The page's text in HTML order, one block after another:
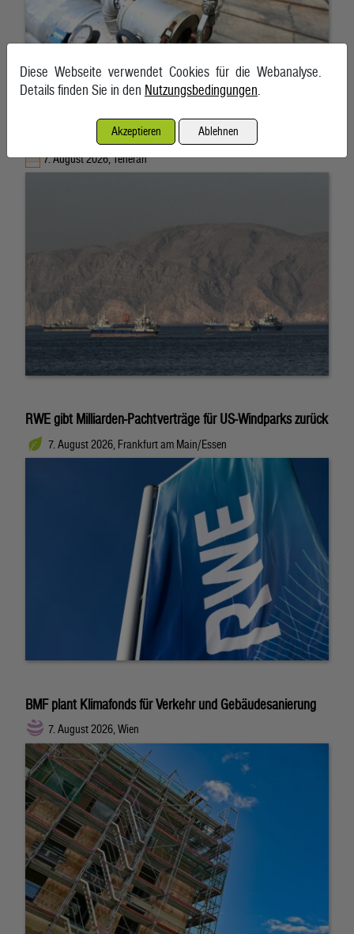
Schifffahrt in Straße von Hormuz weiterhin massiv gestört
7. August 2026, Teheran
RWE gibt Milliarden-Pachtverträge für US-Windparks zurück
7. August 2026, Frankfurt am Main/Essen
BMF plant Klimafonds für Verkehr und Gebäudesanierung
7. August 2026, Wien
Diese Webseite verwendet Cookies für die Webanalyse.
Details finden Sie in den Nutzungsbedingungen.
Akzeptieren Ablehnen